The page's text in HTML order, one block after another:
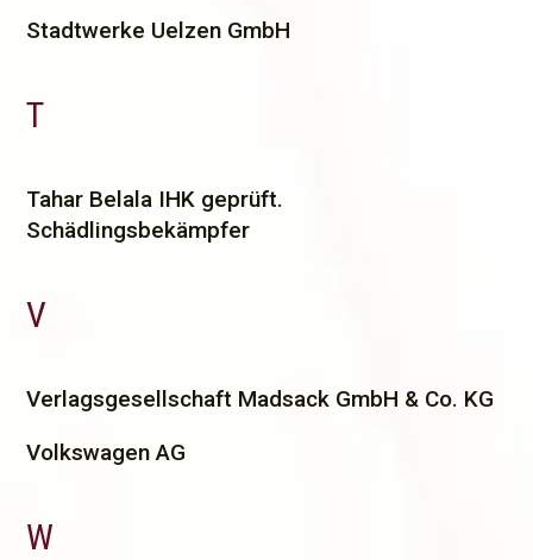
Stadtwerke Uelzen GmbH
T
Tahar Belala IHK geprüft.
Schädlingsbekämpfer
V
Verlagsgesellschaft Madsack GmbH & Co. KG
Volkswagen AG
W